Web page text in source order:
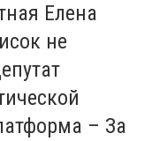
Елена
не
– За